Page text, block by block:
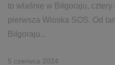
to właśnie w Biłgoraju,
pierwsza Wioska SOS. Od
Biłgoraju...
5 czerwca 2024